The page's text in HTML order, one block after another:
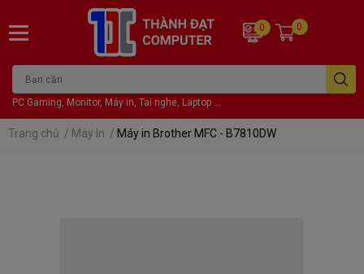
PC Gaming, Monitor, Máy in, Tai nghe, Laptop ...
0 0
Trang chủ / Máy In / Máy in Brother MFC - B7810DW